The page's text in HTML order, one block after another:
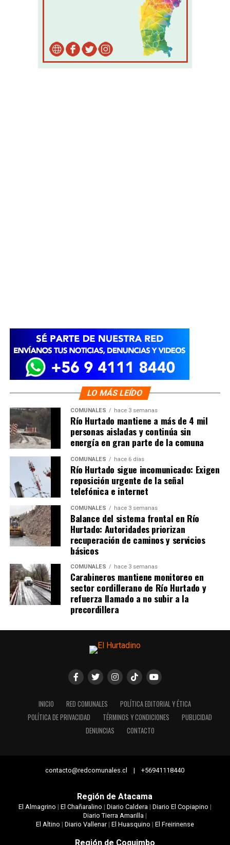
LO MÁS LEÍDO
COMUNALES hace 3 semanas
Río Hurtado mantiene a más de 4 mil
personas aisladas y continúa sin
energía en gran parte de la comuna
COMUNALES hace 6 días
Río Hurtado sigue incomunicado: Exigen
reposición urgente de la señal
telefónica e internet
COMUNALES hace 3 semanas
Balance del sistema frontal en Río
Hurtado: Autoridades priorizan
recuperación de caminos y servicios
básicos
COMUNALES hace 3 semanas
Carabineros mantiene monitoreo en
sector cordillerano de Río Hurtado y
refuerza llamado a no subir a la
precordillera
INICIO RED COMUNALES
POLÍTICA EDITORIAL Y ÉTICA
POLÍTICA DE PRIVACIDAD
TÉRMINOS Y CONDICIONES
PUBLICIDAD
DENUNCIAS
CONTACTO
contacto@redcomunales.cl | +56941118440
Región de Atacama
El Almagrino | El Chañaralino | Diario Caldera | Diario El Copiapino |
Diario Tierra Amarilla |
El Altino | Diario Vallenar| El Huasquino | El Freirinense
Región de Coquimbo